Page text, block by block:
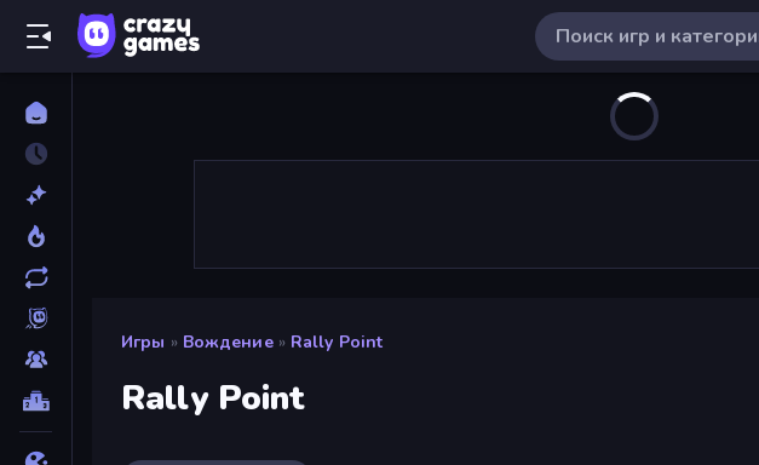
Игры » Вождение » Rally Point
Rally Point